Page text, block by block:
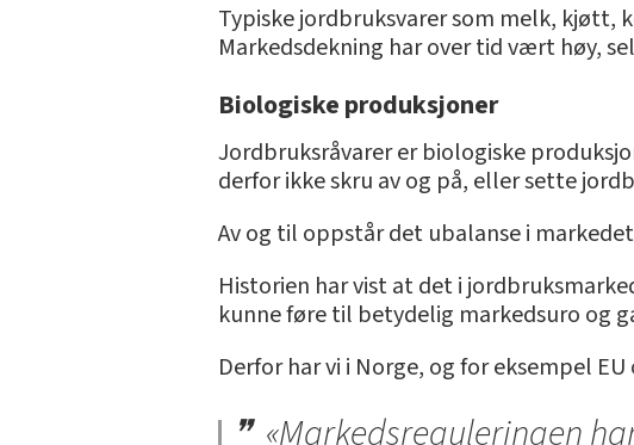
Typiske jordbruksvarer som melk, kjøtt,
Markedsdekning har over tid vært høy,
Biologiske produksjoner
Jordbruksråvarer er biologiske
derfor ikke skru av og på, eller sette
Av og til oppstår det ubalanse i
Historien har vist at det i
kunne føre til betydelig markedsuro og
Derfor har vi i Norge, og for eksempel
«Markedsreguleringen